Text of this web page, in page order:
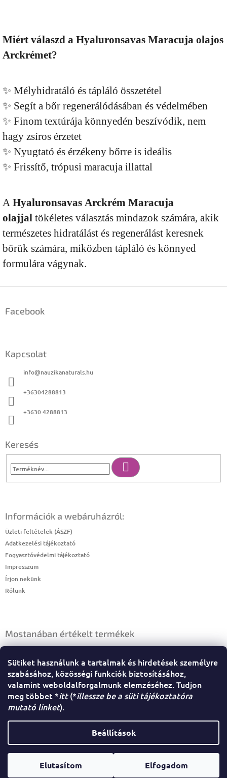
Sütiket használunk a tartalmak és hirdetések személyre
szabásához, közösségi funkciók biztosításához,
valamint weboldalforgalmunk elemzéséhez. Tudjon
meg többet *itt(*illessze be a süti tájékoztatóra
mutató linket).
Beállítások
Elutasítom Elfogadom
Miért válaszd a Hyaluronsavas Maracuja olajos
Arckrémet?
✨ Mélyhidratáló és tápláló összetétel
✨ Segít a bőr regenerálódásában és védelmében
✨ Finom textúrája könnyedén beszívódik, nem
hagy zsíros érzetet
✨ Nyugtató és érzékeny bőrre is ideális
✨ Frissítő, trópusi maracuja illattal
A Hyaluronsavas Arckrém Maracuja
olajjal tökéletes választás mindazok számára, akik
természetes hidratálást és regenerálást keresnek
bőrük számára, miközben tápláló és könnyed
formulára vágynak.
Facebook
Kapcsolat
info@nauzikanaturals.hu
+36304288813
+3630 4288813
Keresés
Keresés
Információk a webáruházról:
Üzleti feltételek (ÁSZF)
Adatkezelési tájékoztató
Fogyasztóvédelmi tájékoztató
Impresszum
Írjon nekünk
Rólunk
Mostanában értékelt termékek
A termék értékelése 5-ből 4 csillag.
|
Shoptet.hu
Shoptet készítette NauzikaNaturals. Minden jog